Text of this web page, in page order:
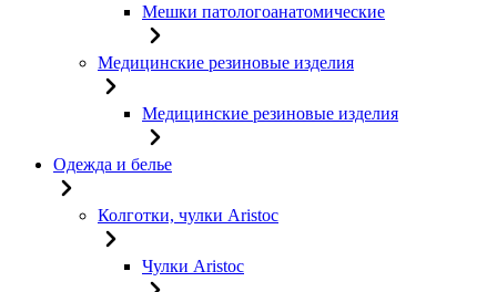
Мешки патологоанатомические
Медицинские резиновые изделия
Медицинские резиновые изделия
Одежда и белье
Колготки, чулки Aristoc
Чулки Aristoc